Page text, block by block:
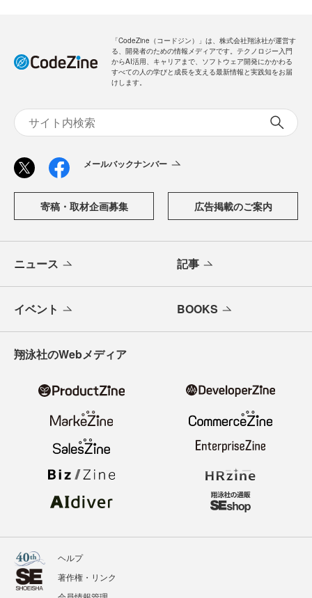
「CodeZine（コードジン）」は、株式会社翔泳社が運営す
る、開発者のための情報メディアです。テクノロジー入門
からAI活用、キャリアまで、ソフトウェア開発にかかわる
すべての人の学びと成長を支える最新情報と実践知をお届
けします。
メールバックナンバー
寄稿・取材企画募集 広告掲載のご案内
ニュース 記事
イベント BOOKS
翔泳社のWebメディア
ヘルプ
著作権・リンク